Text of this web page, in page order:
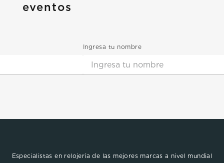
eventos
Ingresa tu nombre
Especialistas en relojería de las mejores marcas a nivel mundial